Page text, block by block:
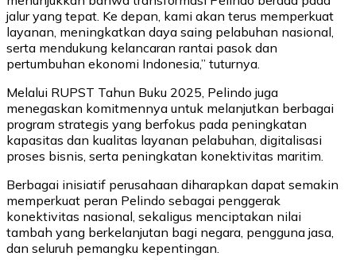
jalur yang tepat. Ke depan, kami akan terus memperkuat
layanan, meningkatkan daya saing pelabuhan nasional,
serta mendukung kelancaran rantai pasok dan
pertumbuhan ekonomi Indonesia,” tuturnya.
Melalui RUPST Tahun Buku 2025, Pelindo juga
menegaskan komitmennya untuk melanjutkan berbagai
program strategis yang berfokus pada peningkatan
kapasitas dan kualitas layanan pelabuhan, digitalisasi
proses bisnis, serta peningkatan konektivitas maritim.
Berbagai inisiatif perusahaan diharapkan dapat semakin
memperkuat peran Pelindo sebagai penggerak
konektivitas nasional, sekaligus menciptakan nilai
tambah yang berkelanjutan bagi negara, pengguna jasa,
dan seluruh pemangku kepentingan.